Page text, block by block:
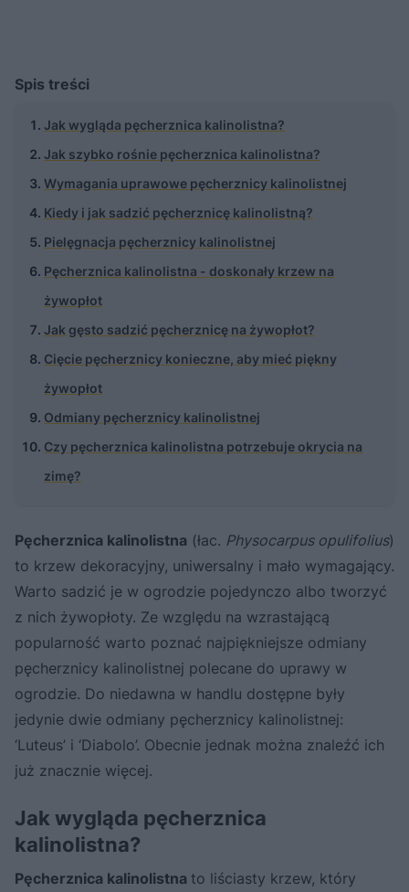
Spis treści
Jak wygląda pęcherznica kalinolistna?
Jak szybko rośnie pęcherznica kalinolistna?
Wymagania uprawowe pęcherznicy kalinolistnej
Kiedy i jak sadzić pęcherznicę kalinolistną?
Pielęgnacja pęcherznicy kalinolistnej
Pęcherznica kalinolistna - doskonały krzew na
żywopłot
Jak gęsto sadzić pęcherznicę na żywopłot?
Cięcie pęcherznicy konieczne, aby mieć piękny
żywopłot
Odmiany pęcherznicy kalinolistnej
Czy pęcherznica kalinolistna potrzebuje okrycia na
zimę?
Pęcherznica kalinolistna (łac. Physocarpus opulifolius)
to krzew dekoracyjny, uniwersalny i mało wymagający.
Warto sadzić je w ogrodzie pojedynczo albo tworzyć
z nich żywopłoty. Ze względu na wzrastającą
popularność warto poznać najpiękniejsze odmiany
pęcherznicy kalinolistnej polecane do uprawy w
ogrodzie. Do niedawna w handlu dostępne były
jedynie dwie odmiany pęcherznicy kalinolistnej:
‘Luteus’ i ‘Diabolo’. Obecnie jednak można znaleźć ich
już znacznie więcej.
Jak wygląda pęcherznica
kalinolistna?
Pęcherznica kalinolistna to liściasty krzew, który